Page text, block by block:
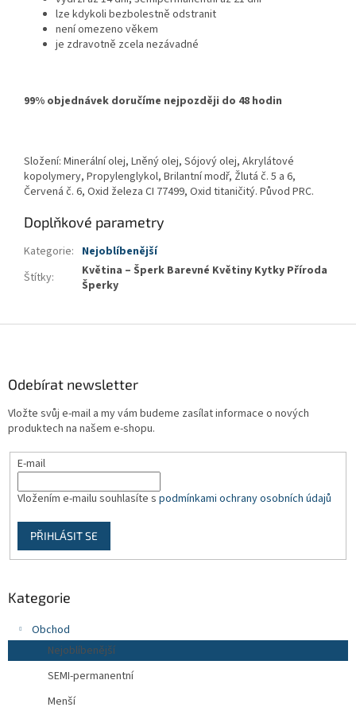
lze kdykoli bezbolestně odstranit
není omezeno věkem
je zdravotně zcela nezávadné
99% objednávek doručíme nejpozději do 48 hodin
Složení: Minerální olej, Lněný olej, Sójový olej, Akrylátové
kopolymery, Propylenglykol, Brilantní modř, Žlutá č. 5 a 6,
Červená č. 6, Oxid železa CI 77499, Oxid titaničitý. Původ PRC.
Doplňkové parametry
Kategorie: Nejoblíbenější
Štítky:
Květina – Šperk Barevné Květiny Kytky Příroda
Šperky
Odebírat newsletter
Vložte svůj e-mail a my vám budeme zasílat informace o nových
produktech na našem e-shopu.
E-mail
Vložením e-mailu souhlasíte s podmínkami ochrany osobních údajů
PŘIHLÁSIT SE
Kategorie
Obchod
Nejoblíbenější
SEMI-permanentní
Menší